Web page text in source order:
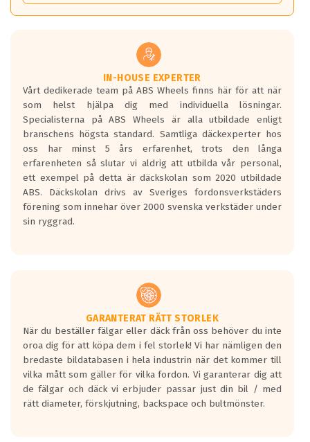
vilken körstil du använder.
Våtgrepp egenskaper:
Betygsskalan är satt A till F. Där A påvisar
den kortaste bromssträckan och F är den
längsta.
Inga D eller G betyg delas ut för
personbilar och lätta lastbilar.
Betyget sätts efter ett test där däcken
skall bromsa in på en väg där det ligger
0.5-1.5 mm vatten.
I 80km/h kommer skillnaden på
Vid körning i över 50km/h brukar
rullmotståndets ljud överträffa
motorljudet.
På däckmärkningen kommer det finnas
en symbol av ett däck med vågar. Hög
bullernivå markeras med svarta vågor
medans de vita vågorna påvisar om det är
ett tyst däck.
IN-HOUSE EXPERTER
Vårt dedikerade team på ABS Wheels finns här för att när
som helst hjälpa dig med individuella lösningar.
Specialisterna på ABS Wheels är alla utbildade enligt
branschens högsta standard. Samtliga däckexperter hos
oss har minst 5 års erfarenhet, trots den långa
erfarenheten så slutar vi aldrig att utbilda vår personal,
ett exempel på detta är däckskolan som 2020 utbildade
ABS. Däckskolan drivs av Sveriges fordonsverkstäders
förening som innehar över 2000 svenska verkstäder under
sin ryggrad.
GARANTERAT RÄTT STORLEK
När du beställer fälgar eller däck från oss behöver du inte
oroa dig för att köpa dem i fel storlek! Vi har nämligen den
bredaste bildatabasen i hela industrin när det kommer till
vilka mått som gäller för vilka fordon. Vi garanterar dig att
de fälgar och däck vi erbjuder passar just din bil / med
rätt diameter, förskjutning, backspace och bultmönster.